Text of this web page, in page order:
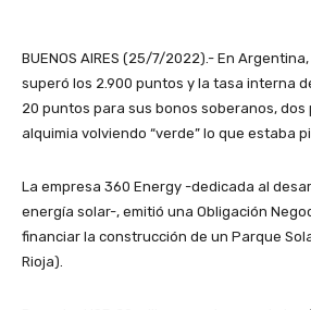
BUENOS AIRES (25/7/2022).- En
superó los 2.900 puntos y la tasa interna
20 puntos para sus bonos soberanos, dos
alquimia volviendo “verde” lo que estaba
La empresa 360 Energy -dedicada al
energía solar-, emitió una Obligación
financiar la construcción de un Parque
Rioja).